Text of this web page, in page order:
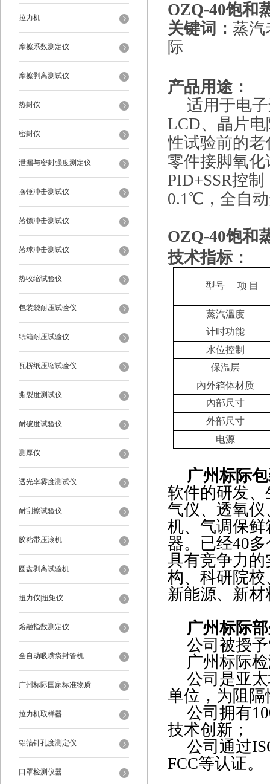
拉力机
摩擦系数测定仪
摩擦剥离测试仪
热封仪
密封仪
泄漏与密封强度测定仪
摆锤冲击测试仪
落镖冲击测试仪
落球冲击测试仪
热收缩试验仪
包装袋耐压试验仪
纸箱耐压试验仪
瓦楞纸压缩试验仪
撕裂度测试仪
耐破度试验仪
测厚仪
透光率雾度测试仪
耐刮擦试验仪
胶粘带压滚机
圆盘剥离试验机
扭力仪|扭矩仪
熔融指数测定仪
全自动吸嘴袋封管机
广州标际国家标准物质
拉力机取样器
铝箔针孔度测定仪
口罩检测仪器
OZQ-40饱和
关键词： 蒸汽
际
产品用途：
适用于电
LCD、晶片
性试验前的
零件接脚氧
PID+SSR控
0.1℃，全自
OZQ-40饱和
技术指标：
型号 项 目
蒸汽溫度
计时功能
水位控制
保温层
內外箱体材质
內部尺寸
外部尺寸
电源
广州标际
软件的研发
气仪、透氧
机、气调保
器。已经40
具有竞争力
构、科研院
新能源、新
广州标际
公司被授予
广州标际
公司是亚
单位，为阻
公司拥有
技术创新；
公司通过
FCC等认证。